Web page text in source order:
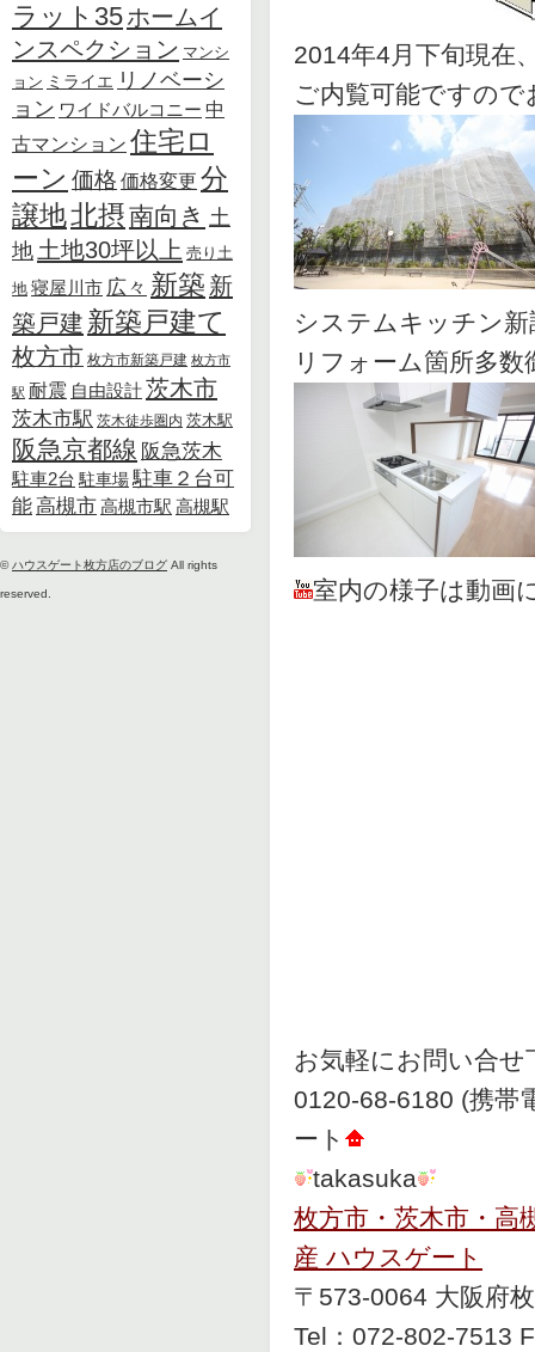
ラット35ホームイ
ンスペクション マンシ
ョン ミライエ リノベーシ
ョン ワイドバルコニー 中
古マンション 住宅ロ
ーン 価格 価格変更 分
譲地北摂南向き 土
地 土地30坪以上 売り土
地 寝屋川市 広々 新築 新
築戸建 新築戸建て
枚方市 枚方市新築戸建 枚方市
駅 耐震 自由設計茨木市
茨木市駅 茨木徒歩圏内 茨木駅
阪急京都線 阪急茨木
駐車2台 駐車場駐車２台可
能高槻市高槻市駅 高槻駅
©ハウスゲート枚方店のブログ All rights
reserved.
2014年4月下旬現在
ご内覧可能ですの
システムキッチン
リフォーム箇所多
室内の様子は動画
お気軽にお問い合せ
0120-68-6180 (携帯
ート
takasuka
枚方市・茨木市・高
産 ハウスゲート
〒573-0064 大阪府
Tel：072-802-7513